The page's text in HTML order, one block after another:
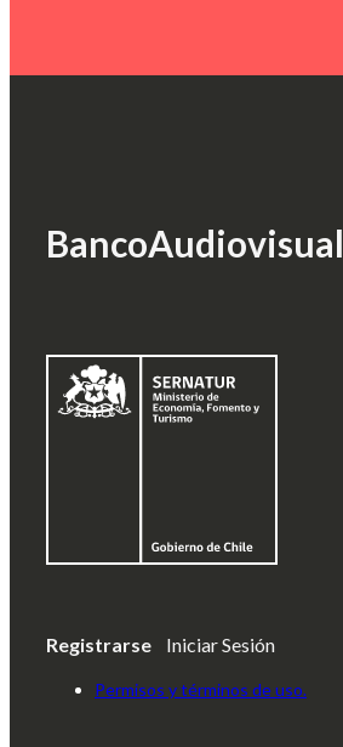
BancoAudiovisual
Registrarse Iniciar Sesión
Permisos y términos de uso.